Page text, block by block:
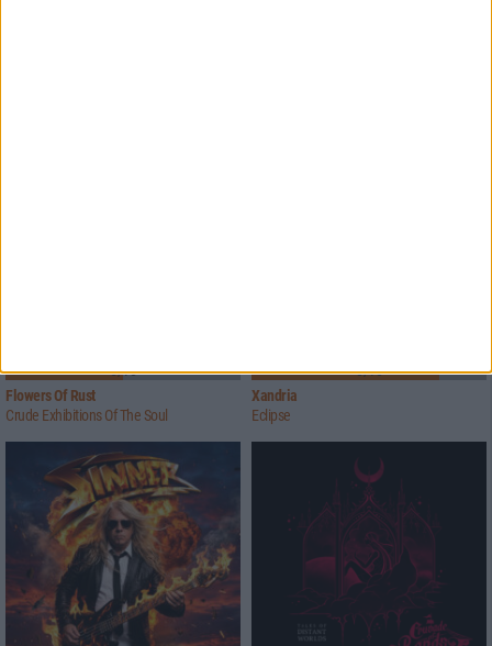
5/10
Flowers Of Rust
Crude Exhibitions Of The Soul
8/10
Xandria
Eclipse